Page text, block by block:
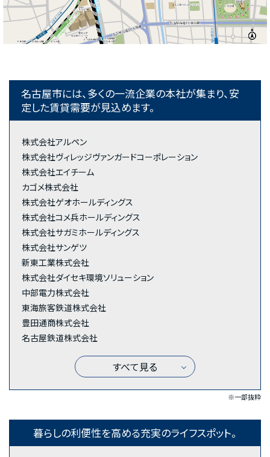
名古屋市には、多くの一流企業の本社が集まり、安
定した賃貸需要が見込めます。
株式会社アルペン
株式会社ヴィレッジヴァンガードコーポレーション
株式会社エイチーム
カゴメ株式会社
株式会社ゲオホールディングス
株式会社コメ兵ホールディングス
株式会社サガミホールディングス
株式会社サンゲツ
新東工業株式会社
株式会社ダイセキ環境ソリューション
中部電力株式会社
東海旅客鉄道株式会社
豊田通商株式会社
名古屋鉄道株式会社
すべて見る
※一部抜粋
暮らしの利便性を高める充実のライフスポット。